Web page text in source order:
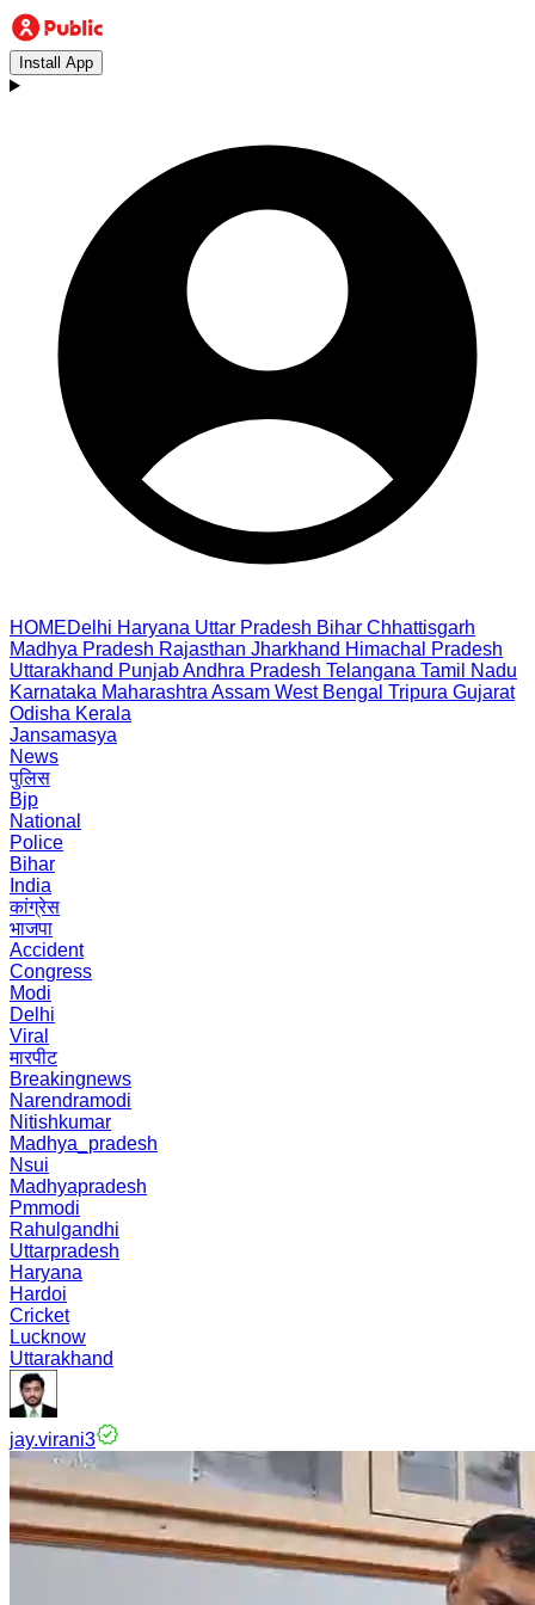
Install App
HOMEDelhi Haryana Uttar Pradesh Bihar Chhattisgarh
Madhya Pradesh Rajasthan Jharkhand Himachal Pradesh
Uttarakhand PunjabAndhra Pradesh Telangana Tamil Nadu
Karnataka Maharashtra Assam West Bengal Tripura Gujarat
Odisha Kerala
Jansamasya
News
पुलिस
Bjp
National
Police
Bihar
India
कांग्रेस
भाजपा
Accident
Congress
Modi
Delhi
Viral
मारपीट
Breakingnews
Narendramodi
Nitishkumar
Madhya_pradesh
Nsui
Madhyapradesh
Pmmodi
Rahulgandhi
Uttarpradesh
Haryana
Hardoi
Cricket
Lucknow
Uttarakhand
jay.virani3